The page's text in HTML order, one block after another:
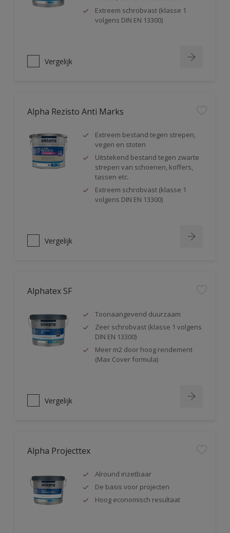
Extreem schrobvast (klasse 1
volgens DIN EN 13300)
Vergelijk
Alpha Rezisto Anti Marks
Extreem bestand tegen strepen,
vegen en stoten
Uitstekend bestand tegen zwarte
strepen van schoenen, koffers,
tassen etc.
Extreem schrobvast (klasse 1
volgens DIN EN 13300)
Vergelijk
Alphatex SF
Toonaangevend duurzaam
Zeer schrobvast (klasse 1 volgens
DIN EN 13300)
Meer m2 door hoog rendement
(Max Cover formula)
Vergelijk
Alpha Projecttex
Alround inzetbaar
De basis voor projecten
Hoog economisch resultaat